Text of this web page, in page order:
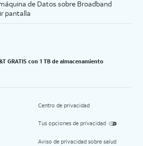
de Datos sobre Broadband
pantalla
GRATIS con 1 TB de almacenamiento
Centro de privacidad
Tus opciones de privacidad
Aviso de privacidad sobre salud